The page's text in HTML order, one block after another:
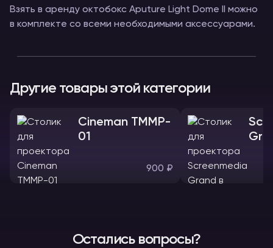
Взять в аренду октобокс Aputure Light Dome II можно
в комплекте со всеми необходимыми аксессуарами.
Другие товары этой категории
Cineman TMMP-
01
900 ₽
Остались вопросы?